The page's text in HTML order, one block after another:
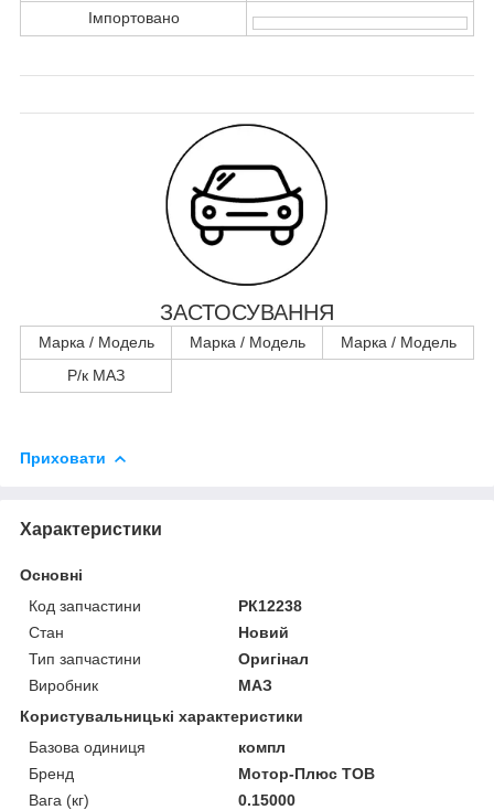
Імпортовано
ЗАСТОСУВАННЯ
Марка / Модель Марка / Модель
Марка / Модель
Р/к МАЗ
Приховати
Характеристики
Основні
Код запчастини
РК12238
Стан
Новий
Тип запчастини
Оригінал
Виробник
МАЗ
Користувальницькі характеристики
Базова одиниця
компл
Бренд
Мотор-Плюс ТОВ
Вага (кг)
0.15000